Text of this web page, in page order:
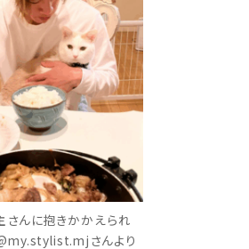
さんに抱きかかえられ
さんより